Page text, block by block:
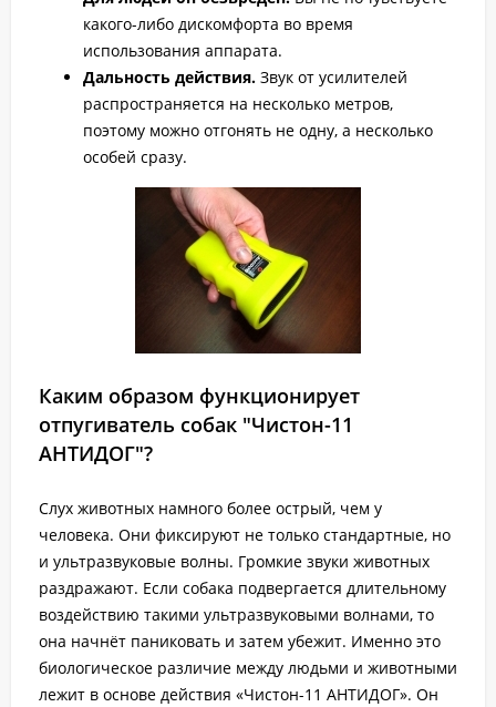
какого-либо дискомфорта во время
использования аппарата.
Дальность действия. Звук от усилителей
распространяется на несколько метров,
поэтому можно отгонять не одну, а несколько
особей сразу.
Каким образом функционирует
отпугиватель собак "Чистон-11
АНТИДОГ"?
Слух животных намного более острый, чем у
человека. Они фиксируют не только стандартные, но
и ультразвуковые волны. Громкие звуки животных
раздражают. Если собака подвергается длительному
воздействию такими ультразвуковыми волнами, то
она начнёт паниковать и затем убежит. Именно это
биологическое различие между людьми и животными
лежит в основе действия «Чистон-11 АНТИДОГ». Он